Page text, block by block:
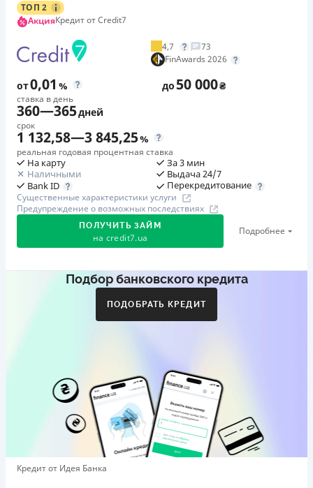
ТОП 2
АкцияКредит от Credit7
4,7
73
FinAwards 2026
от0,01 %
ставка в день
до50 000₴
360—365дней
срок
1 132,58—3 845,25%
реальная годовая процентная ставка
На карту
Наличными
Bank ID
За 3 мин
Выдача 24/7
Перекредитование
Существенные характеристики услуги
Предупреждение о возможных последствиях
ПОЛУЧИТЬ ЗАЙМ
на credit7.ua
Подробнее
Акция: «Кешбэк за друга»
друг регистрируется и получает первый кредит (от
Бронзовый призер FinAwards 2026 «Лучшая программа
лояльности»
Первый займ
от 0,01%/день до 30 000 ₴
Повторный займ
Подбор банковского кредита
ПОДОБРАТЬ КРЕДИТ
Кредит от Идея Банка